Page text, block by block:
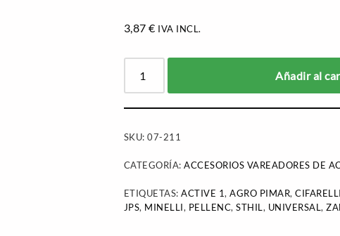
3,87€ IVA INCL.
Añadir al
SKU:07-211
CATEGORÍA:ACCESORIOS VAREADORES DE
ETIQUETAS:ACTIVE 1,AGRO PIMAR,CIFARELLI
JPS, MINELLI, PELLENC,STHIL, UNIVERSAL,